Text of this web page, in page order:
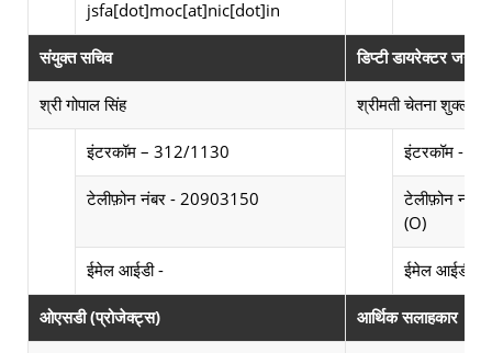
jsfa[dot]moc[at]nic[dot]in
संयुक्त सचिव डिप्टी डायरेक्टर जनरल
श्री गोपाल सिंह
श्रीमती चेतना
Photograph not available
इंटरकॉम – 312/1130 Photograph not
इंटरकॉम -
टेलीफ़ोन नंबर - 20903150
टेलीफ़ोन
(O)
ईमेल आईडी -Email Id not available ईमेल आईडी -
ओएसडी (प्रोजेक्ट्स) आर्थिक सलाहकार